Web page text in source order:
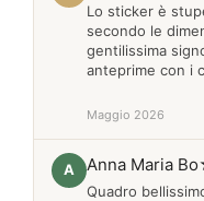
Lo sticker è
secondo le
gentilissima
anteprime con i
Maggio 2026
A Anna Maria Bo
Quadro